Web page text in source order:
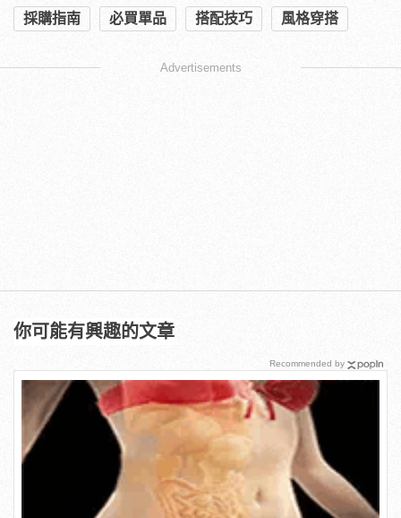
採購指南 必買單品 搭配技巧 風格穿搭
Advertisements
你可能有興趣的文章
Recommended by